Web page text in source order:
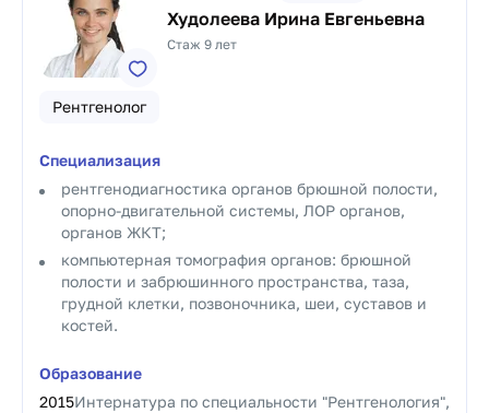
Худолеева Ирина Евгеньевна
Стаж 9 лет
Рентгенолог
Специализация
рентгенодиагностика органов брюшной полости,
опорно-двигательной системы, ЛОР органов,
органов ЖКТ;
компьютерная томография органов: брюшной
полости и забрюшинного пространства, таза,
грудной клетки, позвоночника, шеи, суставов и
костей.
Образование
2015Интернатура по специальности "Рентгенология",